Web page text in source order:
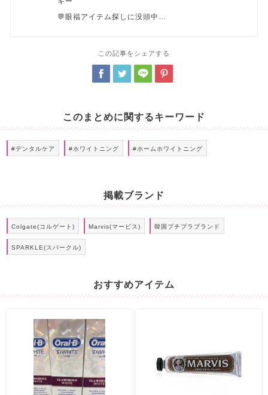
💬眼福アイテム探しに没頭中…
この記事をシェアする
このまとめに関するキーワード
#デンタルケア #ホワイトニング #ホームホワイトニング
掲載ブランド
Colgate(コルゲート) Marvis(マービス) 韓国プチプラブランド
SPARKLE(スパークル)
おすすめアイテム